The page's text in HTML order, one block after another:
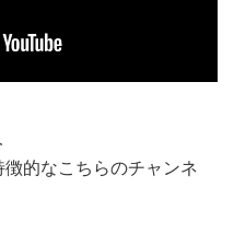
的なこちらのチャンネ